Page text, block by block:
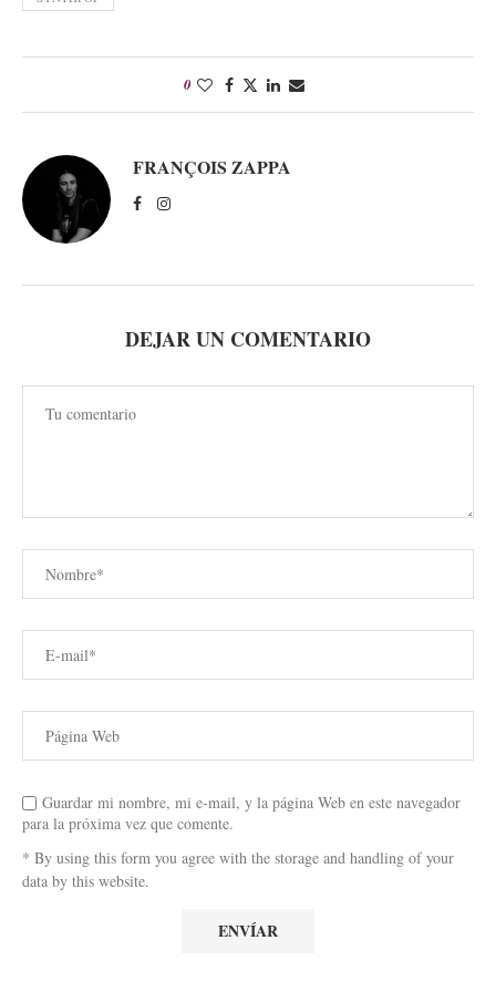
0
FRANÇOIS ZAPPA
DEJAR UN COMENTARIO
Guardar mi nombre, mi e-mail, y la página Web en este navegador
para la próxima vez que comente.
* By using this form you agree with the storage and handling of your
data by this website.